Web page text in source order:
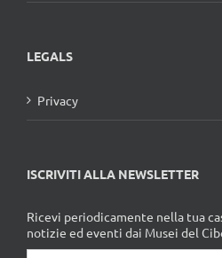
LEGALS
Privacy
ISCRIVITI ALLA NEWSLETTER
Ricevi periodicamente nella tua
notizie ed eventi dai Musei del